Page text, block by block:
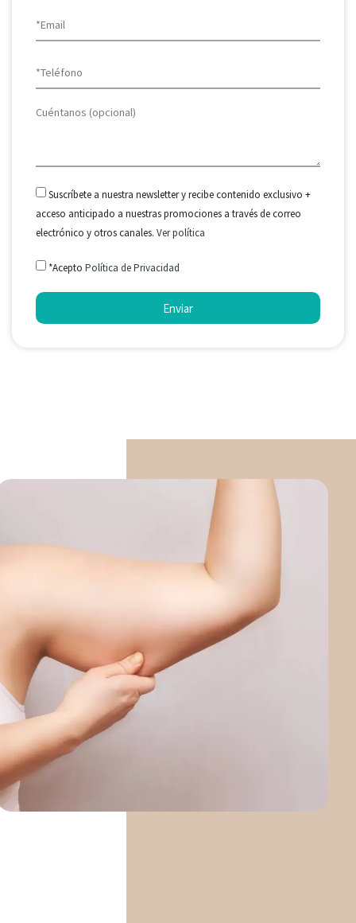
Suscríbete a nuestra newsletter y recibe contenido exclusivo +
acceso anticipado a nuestras promociones a través de correo
electrónico y otros canales. Ver política
*Acepto Política de Privacidad
Enviar